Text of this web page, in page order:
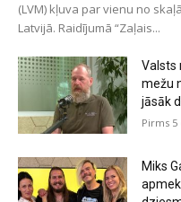
(LVM) kļuva par vienu no
Latvijā. Raidījumā “Zaļais...
Valsts
mežu
jāsāk
Pirms
Miks